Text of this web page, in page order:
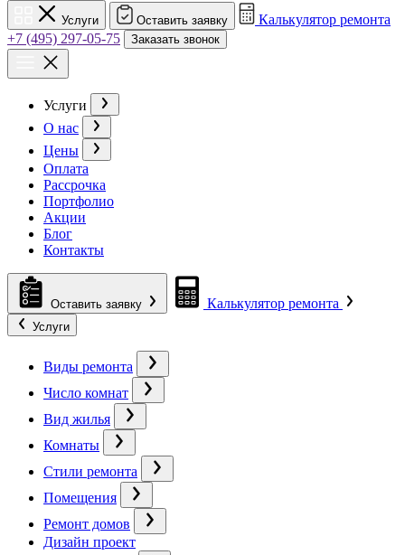
Услуги Оставить заявку
Калькулятор ремонта
+7 (495) 297-05-75
Заказать звонок
Услуги
О нас
Цены
Оплата
Рассрочка
Портфолио
Акции
Блог
Контакты
Оставить заявку Калькулятор ремонта
Услуги
Виды ремонта
Число комнат
Вид жилья
Комнаты
Стили ремонта
Помещения
Ремонт домов
Дизайн проект